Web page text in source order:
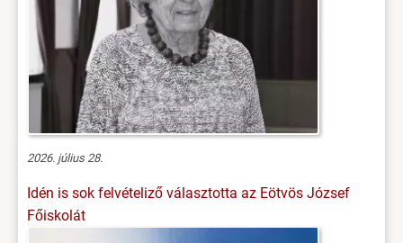
2026. július 28.
Idén is sok felvételiző választotta az Eötvös József
Főiskolát